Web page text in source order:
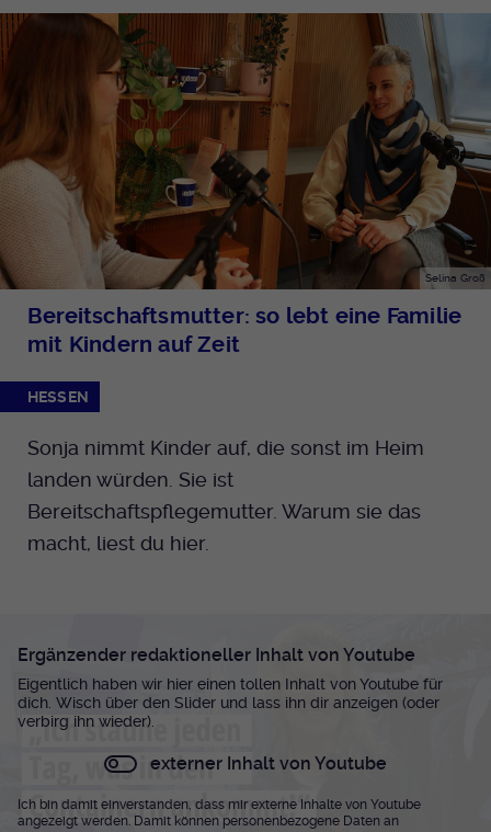
Selina Groß
Bereitschaftsmutter: so lebt eine Familie
mit Kindern auf Zeit
HESSEN
Sonja nimmt Kinder auf, die sonst im Heim
landen würden. Sie ist
Bereitschaftspflegemutter. Warum sie das
macht, liest du hier.
Ergänzender redaktioneller Inhalt von Youtube
Eigentlich haben wir hier einen tollen Inhalt von Youtube für
dich. Wisch über den Slider und lass ihn dir anzeigen (oder
verbirg ihn wieder).
externer Inhalt von Youtube
Ich bin damit einverstanden, dass mir externe Inhalte von Youtube
angezeigt werden. Damit können personenbezogene Daten an